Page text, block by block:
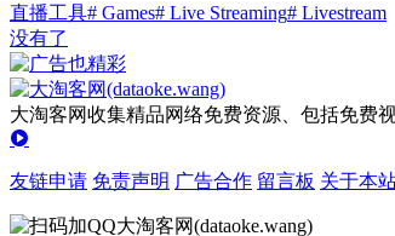
直播工具# Games# Live Streaming# Livestream
没有了
大淘客网收集精品网络免费资源、包括免费
友链申请 免责声明 广告合作 留言板 关于本